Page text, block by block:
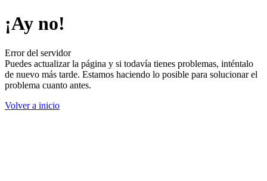
¡Ay no!
Error del servidor
Puedes actualizar la página y si todavía tienes problemas, inténtalo
de nuevo más tarde. Estamos haciendo lo posible para solucionar el
problema cuanto antes.
Volver a inicio